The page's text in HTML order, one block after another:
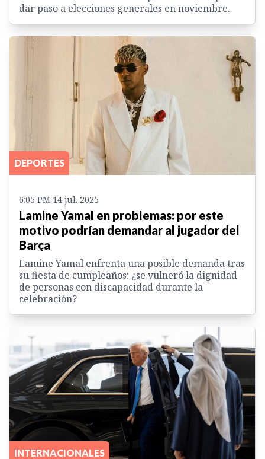
dar paso a elecciones generales en noviembre.
DEPORTES
6:05 PM 14 jul. 2025
Lamine Yamal en problemas: por este
motivo podrían demandar al jugador del
Barça
Lamine Yamal enfrenta una posible demanda tras
su fiesta de cumpleaños: ¿se vulneró la dignidad
de personas con discapacidad durante la
celebración?
INTERNACIONALES